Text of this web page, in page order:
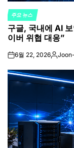
POSTED
IN
주요 뉴스
구글, 국내에 AI
이버 위협 대응”
on6월 22, 2026Posted